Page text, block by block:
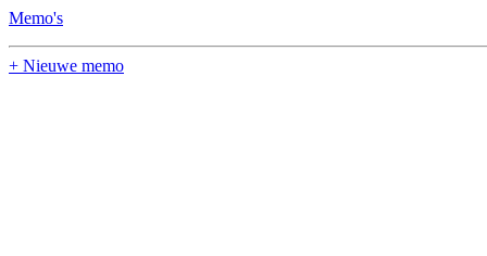
Memo's
+ Nieuwe memo